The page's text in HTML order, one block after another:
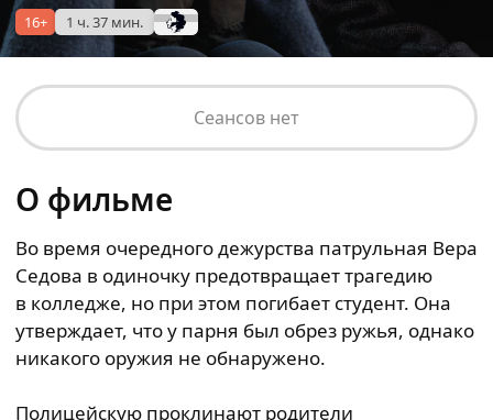
16+ 1 ч. 37 мин.
Сеансов нет
О фильме
Во время очередного дежурства патрульная Вера
Седова в одиночку предотвращает трагедию
в колледже, но при этом погибает студент. Она
утверждает, что у парня был обрез ружья, однако
никакого оружия не обнаружено.
Полицейскую проклинают родители